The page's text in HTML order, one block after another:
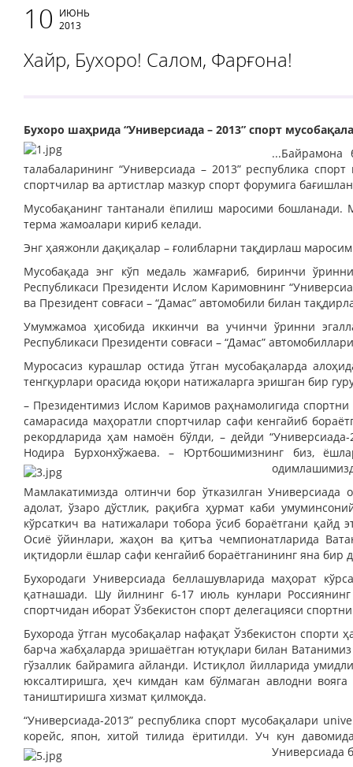
10 ИЮНЬ
2013
Хайр, Бухоро! Салом, Фарғона!
Бухоро шаҳрида “Универсиада – 2013” спорт
...Байрамона
талабаларининг “Универсиада – 2013” республика
спортчилар ва артистлар мазкур спорт форумига
Мусобақанинг тантанали ёпилиш маросими бошланади.
терма жамоалари кириб келади.
Энг ҳаяжонли дақиқалар – ғолибларни тақдирлаш
Мусобақада энг кўп медаль жамғариб, биринчи
Республикаси Президенти Ислом Каримовнинг
ва Президент совғаси – “Дамас” автомобили билан
Умумжамоа ҳисобида иккинчи ва учинчи ўринни
Республикаси Президенти совғаси – “Дамас”
Муросасиз курашлар остида ўтган мусобақаларда
тенгқурлари орасида юқори натижаларга эришган бир
– Президентимиз Ислом Каримов раҳнамолигида
самарасида маҳоратли спортчилар сафи кенгайиб
рекордларида ҳам намоён бўлди, – дейди
Нодира Бурхонхўжаева. – Юртбошимизнинг биз,
Мамлакатимизда олтинчи бор ўтказилган Универсиада
адолат, ўзаро дўстлик, рақибга ҳурмат каби
кўрсаткич ва натижалари тобора ўсиб бораётгани
Осиё ўйинлари, жаҳон ва қитъа чемпионатларида
иқтидорли ёшлар сафи кенгайиб бораётганининг яна бир
Бухородаги Универсиада беллашувларида маҳорат
қатнашади. Шу йилнинг 6-17 июль кунлари
спортчидан иборат Ўзбекистон спорт делегацияси
Бухорода ўтган мусобақалар нафақат Ўзбекистон спорти
барча жабҳаларда эришаётган ютуқлари билан
гўзаллик байрамига айланди. Истиқлол йилларида
юксалтиришга, ҳеч кимдан кам бўлмаган авлодни
таништиришга хизмат қилмоқда.
“Универсиада-2013” республика спорт мусобақалари
корейс, япон, хитой тилида ёритилди. Уч кун
Универсиада